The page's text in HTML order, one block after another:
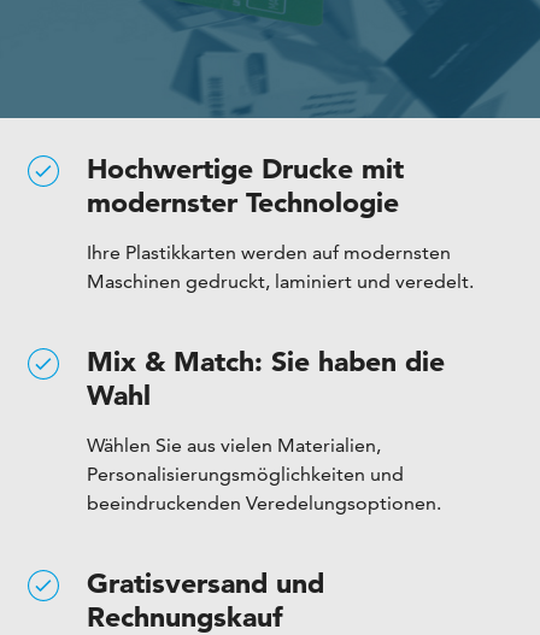
Hochwertige Drucke mit
modernster Technologie
Ihre Plastikkarten werden auf modernsten
Maschinen gedruckt, laminiert und veredelt.
Mix & Match: Sie haben die
Wahl
Wählen Sie aus vielen Materialien,
Personalisierungsmöglichkeiten und
beeindruckenden Veredelungsoptionen.
Gratisversand und
Rechnungskauf